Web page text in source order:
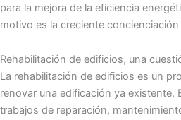
para la mejora de la eficiencia
motivo es la creciente
Rehabilitación de edificios, una
La rehabilitación de edificios es un
renovar una edificación ya existente.
trabajos de reparación,